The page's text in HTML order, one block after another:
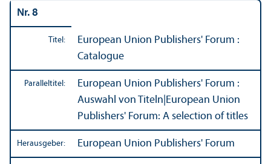
Nr. 8
Titel:
European Union Publishers' Forum :
Catalogue
Paralleltitel:
European Union Publishers' Forum :
Auswahl von Titeln European Union
Publishers' Forum: A selection of titles
Herausgeber: European Union Publishers' Forum